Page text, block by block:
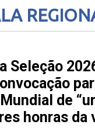
Seleção
de
honras da